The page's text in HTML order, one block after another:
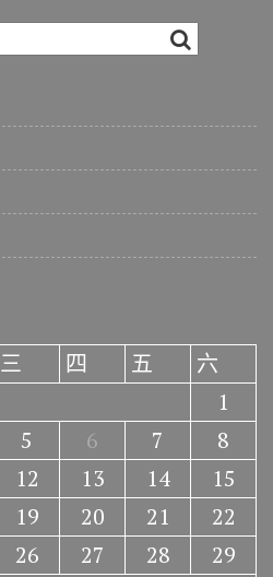
三 四 五
六
1
5 6 7
8
12 13 14
15
19 20 21
22
26 27 28
29